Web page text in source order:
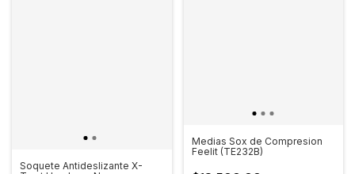
Soquete Antideslizante X-
Medias Sox de Compresion
Feelit (TE232B)